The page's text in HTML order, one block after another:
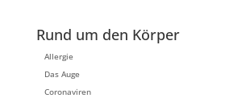
Rund um den Körper
Allergie
Das Auge
Coronaviren